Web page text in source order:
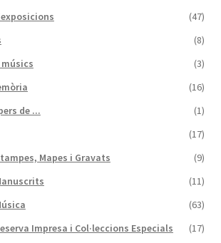
(47)
(8)
(3)
(16)
de ...
(1)
(17)
Mapes i Gravats
(9)
(11)
(63)
Impresa i Col·leccions Especials
(17)